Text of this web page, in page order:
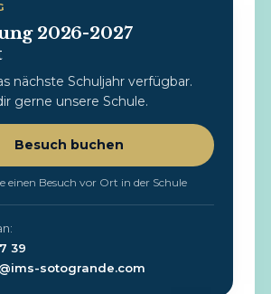
2026-2027
nächste Schuljahr verfügbar.
gerne unsere Schule.
Besuch buchen
einen Besuch vor Ort in der Schule
39
sotogrande.com